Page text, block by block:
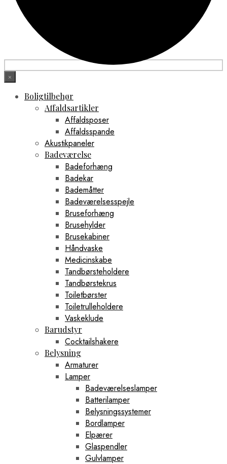
×
Boligtilbehør
Affaldsartikler
Affaldsposer
Affaldsspande
Akustikpaneler
Badeværelse
Badeforhæng
Badekar
Bademåtter
Badeværelsesspejle
Bruseforhæng
Brusehylder
Brusekabiner
Håndvaske
Medicinskabe
Tandbørsteholdere
Tandbørstekrus
Toiletbørster
Toiletrulleholdere
Vaskeklude
Barudstyr
Cocktailshakere
Belysning
Armaturer
Lamper
Badeværelseslamper
Batterilamper
Belysningssystemer
Bordlamper
Elpærer
Glaspendler
Gulvlamper